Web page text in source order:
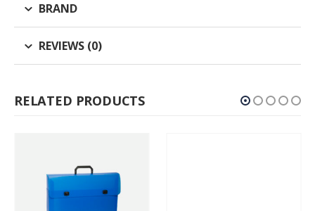
BRAND
REVIEWS (0)
RELATED PRODUCTS